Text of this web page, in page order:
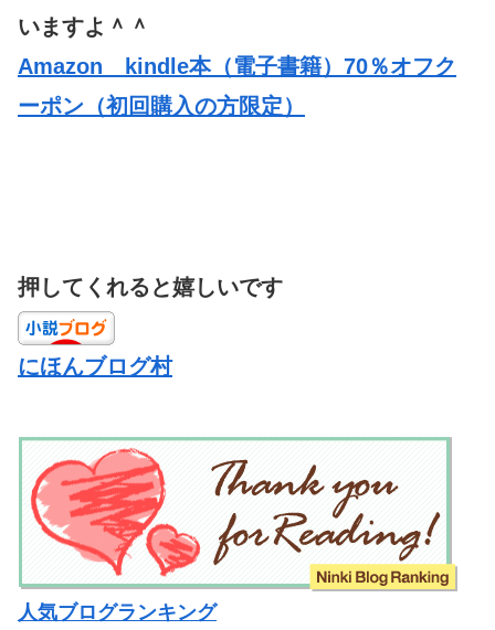
いますよ＾＾
Amazon kindle本（電子書籍）70％オフク
ーポン（初回購入の方限定）
押してくれると嬉しいです
にほんブログ村
人気ブログランキング